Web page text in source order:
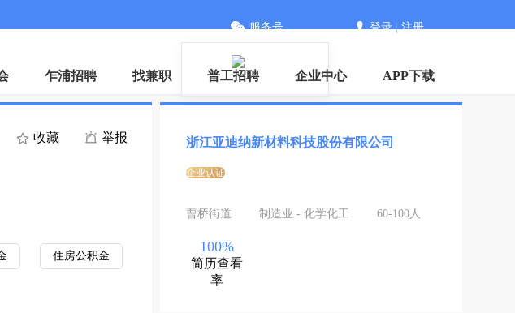
微信
服务号 登录|注册
乍浦招聘 找兼职 普工招聘 企业中心 APP下载
收藏 举报
住房公积金
浙江亚迪纳新材料科技股份有限公司
企业认证
曹桥街道 制造业 - 化学化工 60-100人
100%
简历查看
率